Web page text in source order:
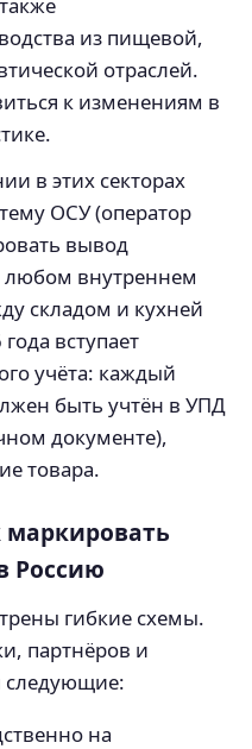
из пищевой,
отраслей.
к изменениям в
в этих секторах
ОСУ (оператор
вывод
любом внутреннем
складом и кухней
вступает
учёта: каждый
быть учтён в УПД
документе),
товара.
Россию
гибкие схемы.
партнёров и
следующие:
на